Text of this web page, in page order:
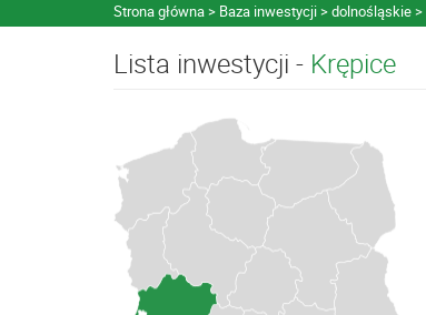
Strona główna Baza inwestycji dolnośląskie
Lista inwestycji - Krępice